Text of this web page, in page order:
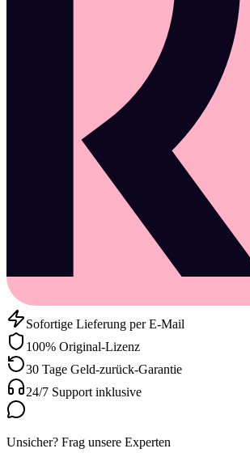
Sofortige Lieferung per E-Mail
100% Original-Lizenz
30 Tage Geld-zurück-Garantie
24/7 Support inklusive
Unsicher? Frag unsere Experten